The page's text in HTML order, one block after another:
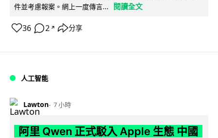
件並考慮報案。網上一度傳言...
閱讀全文
36 2 ↗ 分享
人工智能
Lawton 7 小時
阿里 Qwen 正式駁入 Apple 生態 中國